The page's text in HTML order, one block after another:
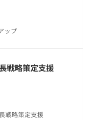
ップ
戦略策定支援
戦略策定支援